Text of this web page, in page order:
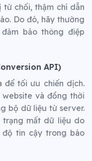
từ chối, thậm chí dẫn
Do đó, hãy thường
bảo thông điệp
API)
để tối ưu chiến dịch.
website và đồng thời
bộ dữ liệu từ server.
trạng mất dữ liệu do
tin cậy trong báo